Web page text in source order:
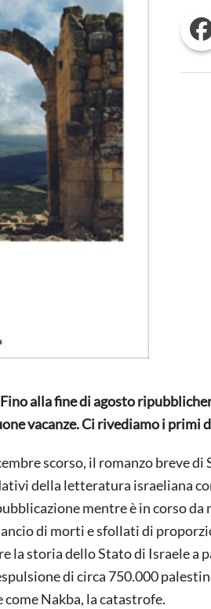
alla fine di agosto
vacanze. Ci rivediamo i primi
scorso, il romanzo breve di
della letteratura israeliana
mentre è in corso
di morti e sfollati di
la storia dello Stato di Israele a
di circa 750.000
Nakba, la catastrofe.